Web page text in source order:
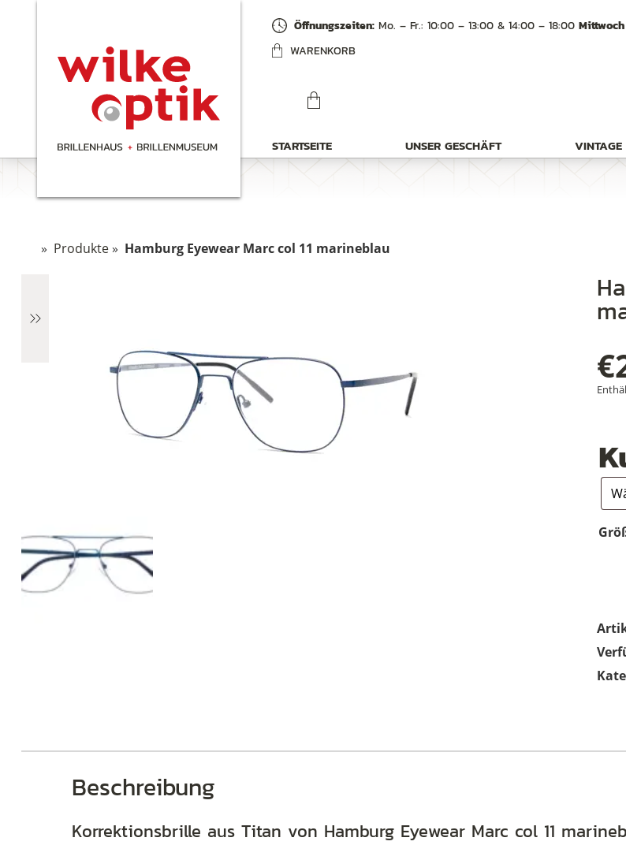
Öffnungszeiten:Mo. – Fr.: 10:00 – 13:00 & 14:00 – 18:00
WARENKORB
STARTSEITE UNSER GESCHÄFT
» Produkte» Hamburg Eyewear Marc col 11 marineblau
Hamburg Eyewear Marc col 11
€
Beschreibung
Korrektionsbrille aus Titan von Hamburg Eyewear Marc col 11
+
+
+